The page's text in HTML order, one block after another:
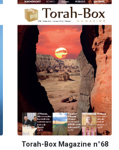
Torah-Box Magazine n°68